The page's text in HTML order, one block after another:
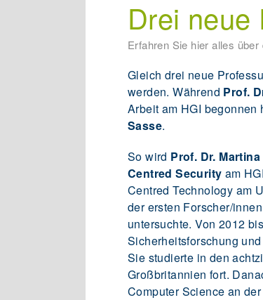
Drei neue
Erfahren Sie hier alles
Gleich drei neue
werden. Während Prof.
Arbeit am HGI begonnen
Sasse.
So wird Prof. Dr.
Centred Security am
Centred Technology am
der ersten Forscher/
untersuchte. Von 2012
Sicherheitsforschung
Sie studierte in den
Großbritannien fort.
Computer Science an